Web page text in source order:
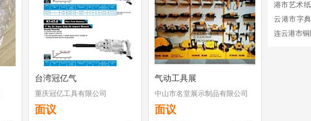
台湾冠亿气
重庆冠亿工具有限公司
面议
气动工具展
中山市名堂展示制品有限公司
面议
港市艺术纸
云港市字
连云港市